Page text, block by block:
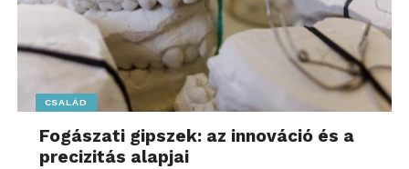
CSALÁD
Fogászati gipszek: az innováció és a
precizitás alapjai